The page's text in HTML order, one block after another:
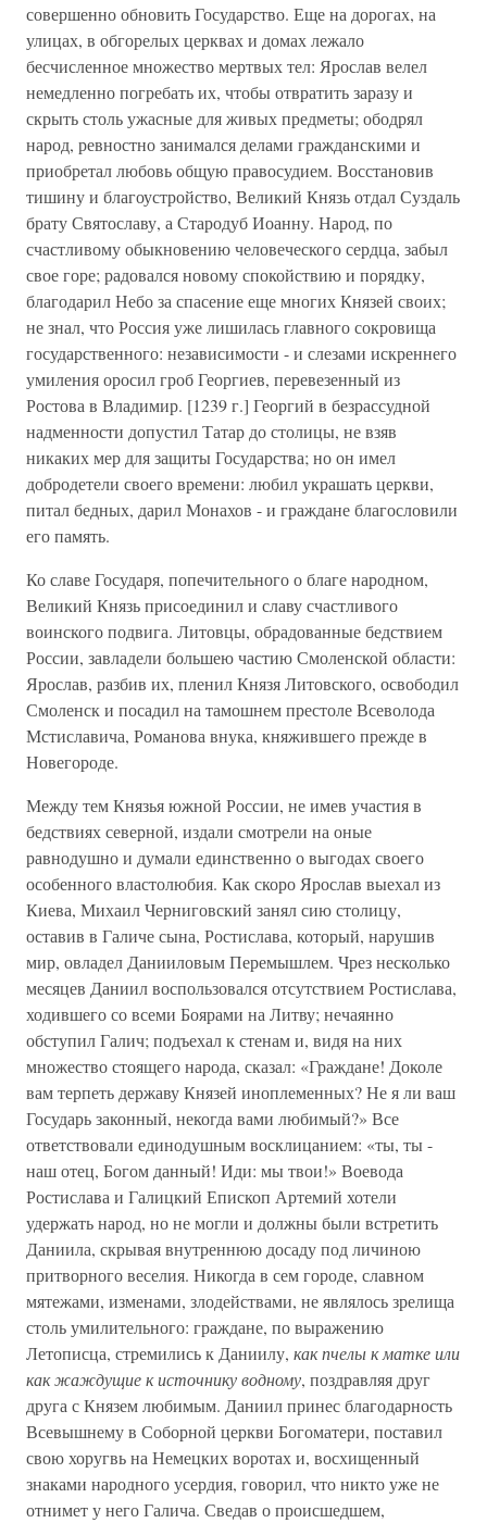
совершенно обновить Государство. Еще на дорогах, на
улицах, в обгорелых церквах и домах лежало
бесчисленное множество мертвых тел: Ярослав велел
немедленно погребать их, чтобы отвратить заразу и
скрыть столь ужасные для живых предметы; ободрял
народ, ревностно занимался делами гражданскими и
приобретал любовь общую правосудием. Восстановив
тишину и благоустройство, Великий Князь отдал Суздаль
брату Святославу, а Стародуб Иоанну. Народ, по
счастливому обыкновению человеческого сердца, забыл
свое горе; радовался новому спокойствию и порядку,
благодарил Небо за спасение еще многих Князей своих;
не знал, что Россия уже лишилась главного сокровища
государственного: независимости - и слезами искреннего
умиления оросил гроб Георгиев, перевезенный из
Ростова в Владимир. [1239 г.] Георгий в безрассудной
надменности допустил Татар до столицы, не взяв
никаких мер для защиты Государства; но он имел
добродетели своего времени: любил украшать церкви,
питал бедных, дарил Монахов - и граждане благословили
его память.
Ко славе Государя, попечительного о благе народном,
Великий Князь присоединил и славу счастливого
воинского подвига. Литовцы, обрадованные бедствием
России, завладели большею частию Смоленской области:
Ярослав, разбив их, пленил Князя Литовского, освободил
Смоленск и посадил на тамошнем престоле Всеволода
Мстиславича, Романова внука, княжившего прежде в
Новегороде.
Между тем Князья южной России, не имев участия в
бедствиях северной, издали смотрели на оные
равнодушно и думали единственно о выгодах своего
особенного властолюбия. Как скоро Ярослав выехал из
Киева, Михаил Черниговский занял сию столицу,
оставив в Галиче сына, Ростислава, который, нарушив
мир, овладел Данииловым Перемышлем. Чрез несколько
месяцев Даниил воспользовался отсутствием Ростислава,
ходившего со всеми Боярами на Литву; нечаянно
обступил Галич; подъехал к стенам и, видя на них
множество стоящего народа, сказал: «Граждане! Доколе
вам терпеть державу Князей иноплеменных? Не я ли ваш
Государь законный, некогда вами любимый?» Все
ответствовали единодушным восклицанием: «ты, ты -
наш отец, Богом данный! Иди: мы твои!» Воевода
Ростислава и Галицкий Епископ Артемий хотели
удержать народ, но не могли и должны были встретить
Даниила, скрывая внутреннюю досаду под личиною
притворного веселия. Никогда в сем городе, славном
мятежами, изменами, злодействами, не являлось зрелища
столь умилительного: граждане, по выражению
Летописца, стремились к Даниилу, как пчелы к матке или
как жаждущие к источнику водному, поздравляя друг
друга с Князем любимым. Даниил принес благодарность
Всевышнему в Соборной церкви Богоматери, поставил
свою хоругвь на Немецких воротах и, восхищенный
знаками народного усердия, говорил, что никто уже не
отнимет у него Галича. Сведав о происшедшем,